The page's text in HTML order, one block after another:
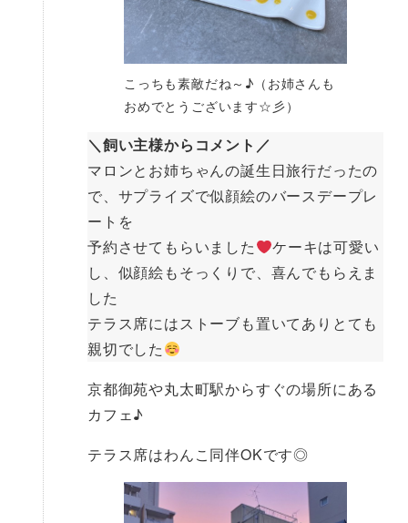
こっちも素敵だね～♪（お姉さんも
おめでとうございます☆彡）
＼飼い主様からコメント／
マロンとお姉ちゃんの誕生日旅行だったの
で、サプライズで似顔絵のバースデープレ
ートを
予約させてもらいました
ケーキは可愛い
し、似顔絵もそっくりで、喜んでもらえま
した
テラス席にはストーブも置いてありとても
親切でした
京都御苑や丸太町駅からすぐの場所にある
カフェ♪
テラス席はわんこ同伴OKです◎